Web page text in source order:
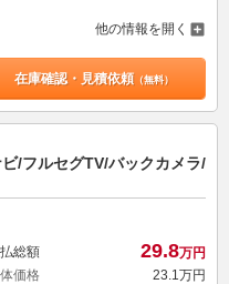
他の情報を開く
在庫確認・見積依頼（無料）
/フルセグTV/バックカメラ/
総額 29.8万円
価格
23. 1 万円